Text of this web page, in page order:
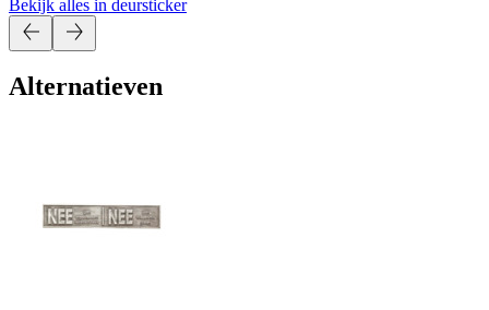
Bekijk alles in deursticker
Alternatieven